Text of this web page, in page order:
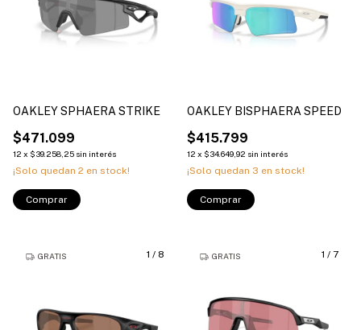
OAKLEY SPHAERA STRIKE
$471.099
12 x $39.258,25 sin interés
¡Solo quedan 2 en stock!
Comprar
OAKLEY BISPHAERA SPEED
$415.799
12 x $34.649,92 sin interés
¡Solo quedan 3 en stock!
Comprar
1 / 8
GRATIS 1 / 7
GRATIS